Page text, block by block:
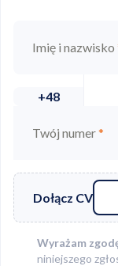
Imię i nazwisko
+48
Twój numer*
Dołącz CV
Wyrażam
niniejszego